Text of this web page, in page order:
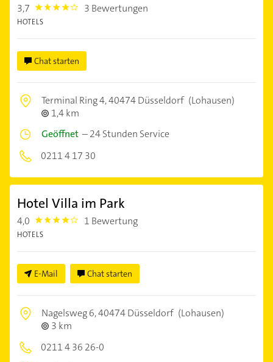
3,7 3.7 3 Bewertungen
HOTELS
Chat starten
Terminal Ring 4,40474 Düsseldorf (Lohausen)
1,4 km
Geöffnet –24 Stunden Service
0211 4 17 30
Hotel Villa im Park
4,0 4.0 1 Bewertung
HOTELS
E-Mail Chat starten
Nagelsweg 6,40474 Düsseldorf (Lohausen)
3 km
0211 4 36 26-0